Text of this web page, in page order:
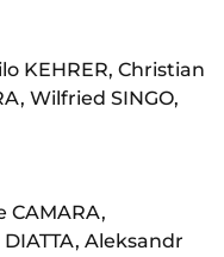
KEHRER, Christian
Wilfried SINGO,
CAMARA,
Aleksandr